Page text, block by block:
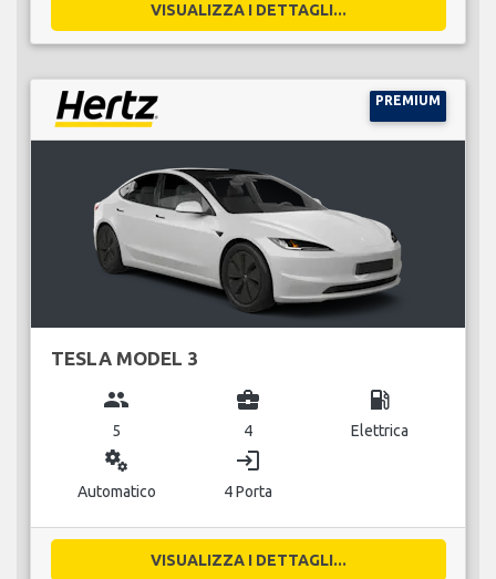
VISUALIZZA I DETTAGLI...
PREMIUM
TESLA MODEL 3
group
5
business_center
4
local_gas_station
Elettrica
miscellaneous_services
Automatico
login
4 Porta
VISUALIZZA I DETTAGLI...